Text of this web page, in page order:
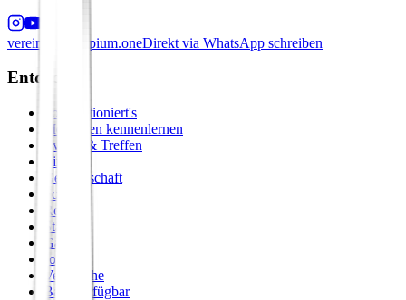
verein@principium.oneDirekt via WhatsApp schreiben
Entdecken
So funktioniert's
Menschen kennenlernen
Events & Treffen
Zirkel
Gemeinschaft
Formate
Retreats
Städte
Galerie
Journal
Vergleiche
Bald verfügbar